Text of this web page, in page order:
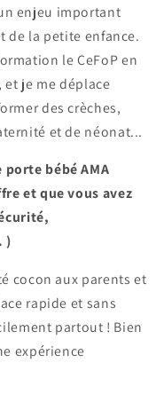
enjeu important
de la petite enfance.
le CeFoP en
je me déplace
des crèches,
et de néonat...
bébé AMA
et que vous avez
)
cocon aux parents et
rapide et sans
partout ! Bien
expérience